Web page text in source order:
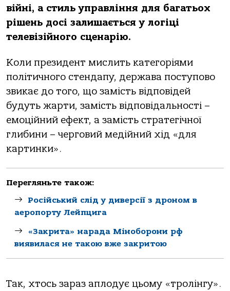
війні, а стиль управління для багатьох
рішень досі залишається у логіці
телевізійного сценарію.
Коли президент мислить категоріями
політичного стендапу, держава поступово
звикає до того, що замість відповідей
будуть жарти, замість відповідальності –
емоційний ефект, а замість стратегічної
глибини – черговий медійний хід «для
картинки».
Перегляньте також:
Російський слід у диверсії з дроном в
аеропорту Лейпцига
«Закрита» нарада Міноборони рф
виявилася не такою вже закритою
Так, хтось зараз аплодує цьому «тролінгу».